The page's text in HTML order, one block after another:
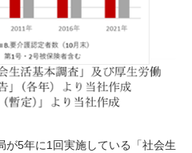
5年に1回実施している「社会生